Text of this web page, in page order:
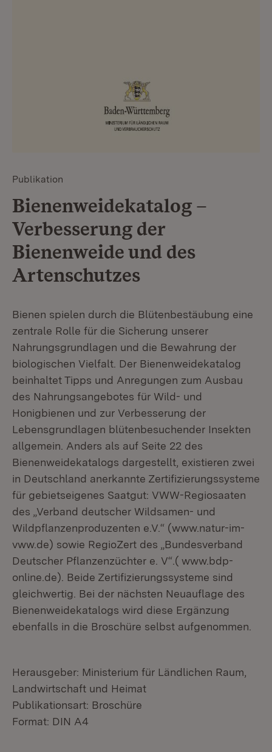
Publikation
Bienenweidekatalog –
Verbesserung der
Bienenweide und des
Artenschutzes
Bienen spielen durch die Blütenbestäubung eine
zentrale Rolle für die Sicherung unserer
Nahrungsgrundlagen und die Bewahrung der
biologischen Vielfalt. Der Bienenweidekatalog
beinhaltet Tipps und Anregungen zum Ausbau
des Nahrungsangebotes für Wild- und
Honigbienen und zur Verbesserung der
Lebensgrundlagen blütenbesuchender Insekten
allgemein. Anders als auf Seite 22 des
Bienenweidekatalogs dargestellt, existieren zwei
in Deutschland anerkannte Zertifizierungssysteme
für gebietseigenes Saatgut: VWW-Regiosaaten
des „Verband deutscher Wildsamen- und
Wildpflanzenproduzenten e.V.“ (www.natur-im-
vww.de) sowie RegioZert des „Bundesverband
Deutscher Pflanzenzüchter e. V“.( www.bdp-
online.de). Beide Zertifizierungssysteme sind
gleichwertig. Bei der nächsten Neuauflage des
Bienenweidekatalogs wird diese Ergänzung
ebenfalls in die Broschüre selbst aufgenommen.
Herausgeber: Ministerium für Ländlichen Raum,
Landwirtschaft und Heimat
Publikationsart: Broschüre
Format: DIN A4